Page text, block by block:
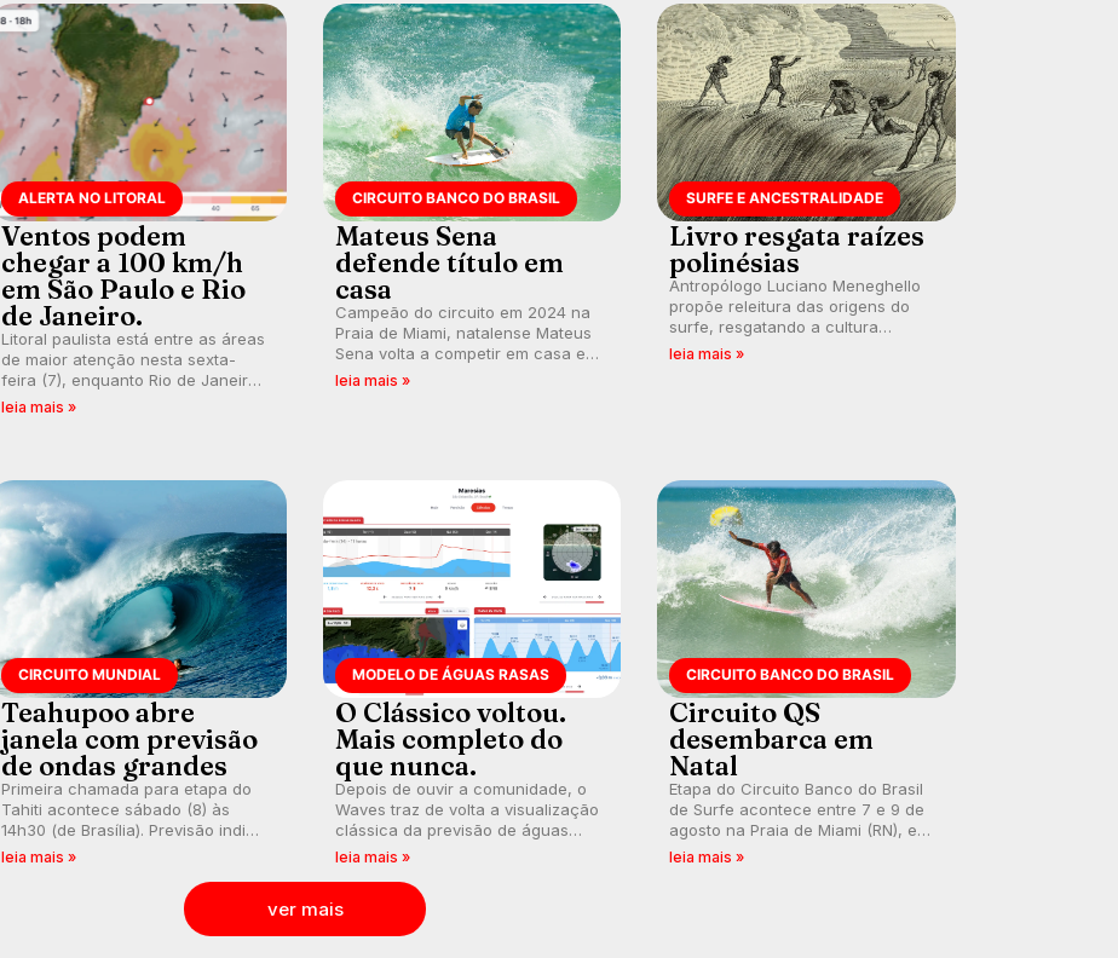
ALERTA NO LITORAL
Ventos podem
chegar a 100 km/h
em São Paulo e Rio
de Janeiro.
Litoral paulista está entre as áreas
de maior atenção nesta sexta-
feira (7), enquanto Rio de Janeiro
também recebe alerta para ventos
leia mais »
CIRCUITO BANCO DO BRASIL
Mateus Sena
defende título em
casa
Campeão do circuito em 2024 na
Praia de Miami, natalense Mateus
Sena volta a competir em casa em
busca de manter a hegemonia
leia mais »
SURFE E ANCESTRALIDADE
Livro resgata raízes
polinésias
Antropólogo Luciano Meneghello
propõe releitura das origens do
surfe, resgatando a cultura
polinésia e questionando a visão
leia mais »
CIRCUITO MUNDIAL
Teahupoo abre
janela com previsão
de ondas grandes
Primeira chamada para etapa do
Tahiti acontece sábado (8) às
14h30 (de Brasília). Previsão indica
swell consistente. Medina
divulga baterias, com Kelly Slater
leia mais »
MODELO DE ÁGUAS RASAS
O Clássico voltou.
Mais completo do
que nunca.
Depois de ouvir a comunidade, o
Waves traz de volta a visualização
clássica da previsão de águas
rasas, agora integrada à nova
ondas para até 16 dias.
leia mais »
CIRCUITO BANCO DO BRASIL
Circuito QS
desembarca em
Natal
Etapa do Circuito Banco do Brasil
de Surfe acontece entre 7 e 9 de
agosto na Praia de Miami (RN), em
disputas válidas pelo Qualifying
leia mais »
ver mais